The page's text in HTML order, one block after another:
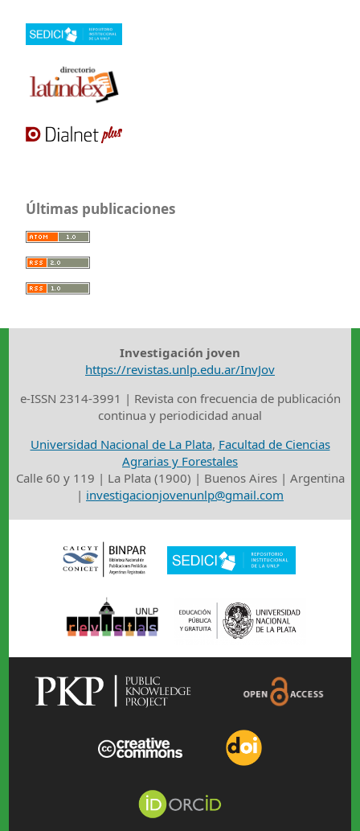
Últimas publicaciones
Investigación joven
https://revistas.unlp.edu.ar/InvJov
e-ISSN 2314-3991 | Revista con frecuencia de publicación
continua y periodicidad anual
Universidad Nacional de La Plata, Facultad de Ciencias
Agrarias y Forestales
Calle 60 y 119 | La Plata (1900) | Buenos Aires | Argentina
| investigacionjovenunlp@gmail.com